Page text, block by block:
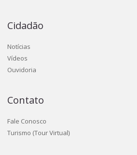
Cidadão
Notícias
Vídeos
Ouvidoria
Contato
Fale Conosco
Turismo (Tour Virtual)